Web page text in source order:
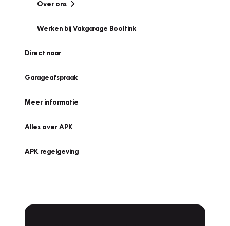
Over ons
Werken bij Vakgarage Booltink
Direct naar
Garageafspraak
Meer informatie
Alles over APK
APK regelgeving